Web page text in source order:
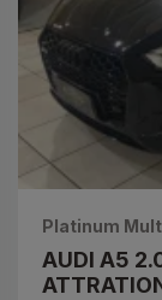
Platinum
AUDI A5